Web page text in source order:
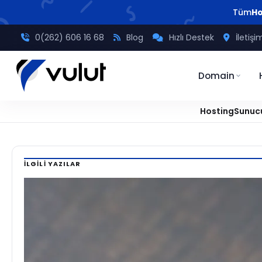
Tüm
0(262) 606 16 68 Blog Hızlı Destek
Domain
Hosting
Ana
Sayfa/Domain/DNS Kayıt Yönetimi Nedir?
İLGILI YAZILAR